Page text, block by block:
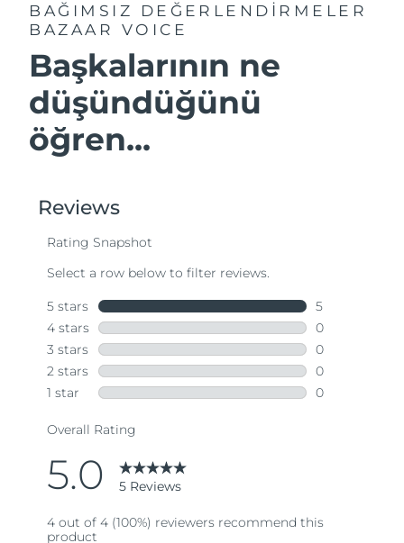
BAĞIMSIZ DEĞERLENDİRMELER
BAZAAR VOICE
Başkalarının ne
düşündüğünü
öğren...